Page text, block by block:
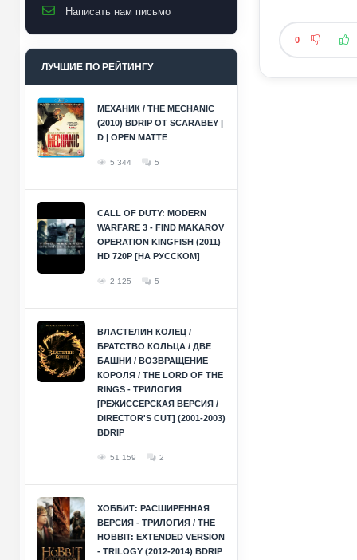
Написать нам письмо
ЛУЧШИЕ ПО РЕЙТИНГУ
МЕХАНИК / THE MECHANIC
(2010) BDRIP ОТ SCARABEY |
D | OPEN MATTE
5 344 5
CALL OF DUTY: MODERN
WARFARE 3 - FIND MAKAROV
OPERATION KINGFISH (2011)
HD 720P [НА РУССКОМ]
2 125 5
ВЛАСТЕЛИН КОЛЕЦ /
БРАТСТВО КОЛЬЦА / ДВЕ
БАШНИ / ВОЗВРАЩЕНИЕ
КОРОЛЯ / THE LORD OF THE
RINGS - ТРИЛОГИЯ
[РЕЖИССЕРСКАЯ ВЕРСИЯ /
DIRECTOR'S CUT] (2001-2003)
BDRIP
51 159 2
ХОББИТ: РАСШИРЕННАЯ
ВЕРСИЯ - ТРИЛОГИЯ / THE
HOBBIT: EXTENDED VERSION
- TRILOGY (2012-2014) BDRIP
0